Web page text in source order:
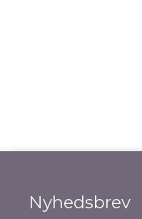
Nyhedsbrev